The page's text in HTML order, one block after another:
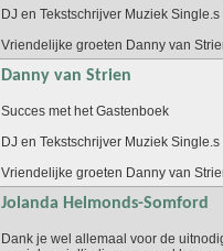
DJ en Tekstschrijver Muziek
Vriendelijke groeten Danny van
Danny van Strien
Succes met het Gastenboek
DJ en Tekstschrijver Muziek
Vriendelijke groeten Danny van
Jolanda Helmonds-Somford
Dank je wel allemaal voor de